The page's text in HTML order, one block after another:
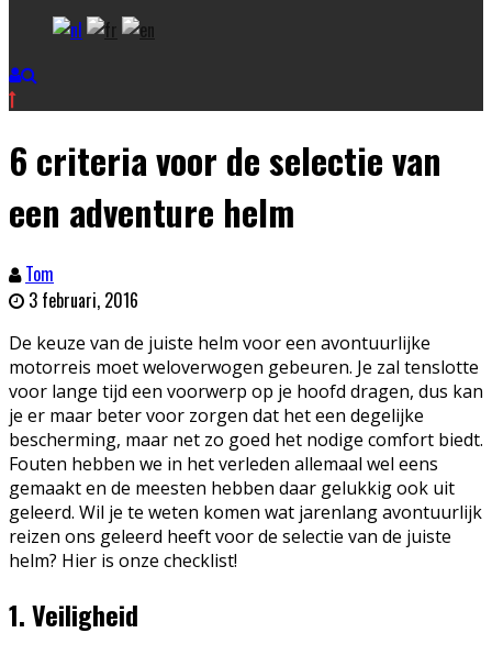
6 criteria voor de selectie van
een adventure helm
Tom
3 februari, 2016
De keuze van de juiste helm voor een avontuurlijke
motorreis moet weloverwogen gebeuren. Je zal tenslotte
voor lange tijd een voorwerp op je hoofd dragen, dus kan
je er maar beter voor zorgen dat het een degelijke
bescherming, maar net zo goed het nodige comfort biedt.
Fouten hebben we in het verleden allemaal wel eens
gemaakt en de meesten hebben daar gelukkig ook uit
geleerd. Wil je te weten komen wat jarenlang avontuurlijk
reizen ons geleerd heeft voor de selectie van de juiste
helm? Hier is onze checklist!
1. Veiligheid